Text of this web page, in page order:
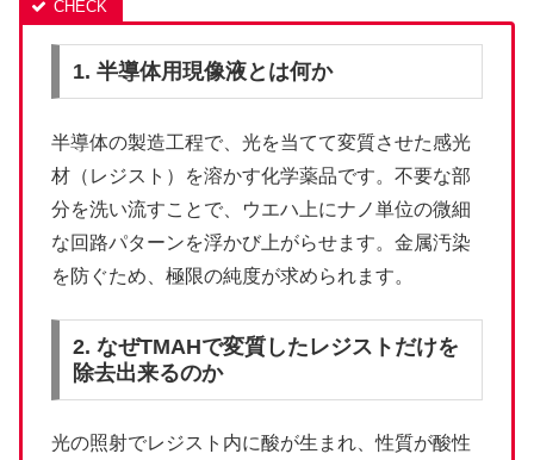
1. 半導体用現像液とは何か
半導体の製造工程で、光を当てて変質させた感光
材（レジスト）を溶かす化学薬品です。不要な部
分を洗い流すことで、ウエハ上にナノ単位の微細
な回路パターンを浮かび上がらせます。金属汚染
を防ぐため、極限の純度が求められます。
2. なぜTMAHで変質したレジストだけを
除去出来るのか
光の照射でレジスト内に酸が生まれ、性質が酸性